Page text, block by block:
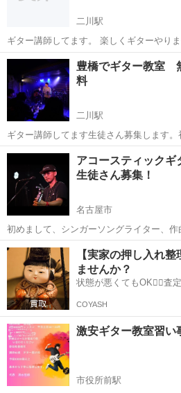
二川駅
ギター講師してます。 楽しくギターやり
ッスンはどこよりもとても安くさせても
せください！ 初月は無料でレッスン行い
降のレッスンになります。余分は...
愛知 豊橋市 二川駅 ギター
豊橋でギター教室
料
二川駅
ギター講師してます生徒さん募集します。
です 平日19〜21時頃土日終日 趣味見つけ
最適です！ 一生の趣味娯楽になります。
ます。 月2回から増やすこ...
愛知 豊橋市 ギター
アコースティックギ
生徒さん募集！
名古屋市
初めまして、シンガーソングライター、作
輝(ﾓﾐﾔﾏｶｽﾞｷ)と申します。 この場所をお
ターレッスンの生徒さんを募集したいと
ッスンになり【レッスン料...
愛知 名古屋市 ギター レッスン
【実家の押し入れ
ませんか？
状態が悪くてもOK🙆‍♀️査
COYASH
激安ギター教室習い
市役所前駅